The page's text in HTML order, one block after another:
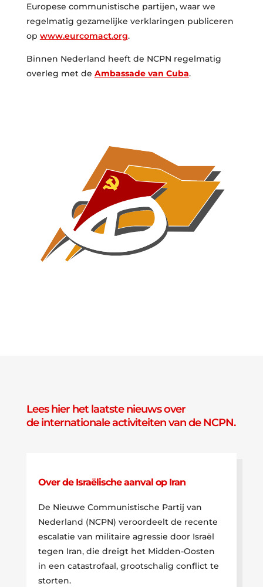
Europese communistische partijen, waar we
regelmatig gezamelijke verklaringen publiceren
op www.eurcomact.org.
Binnen Nederland heeft de NCPN regelmatig
overleg met de Ambassade van Cuba.
Lees hier het laatste nieuws over
de internationale activiteiten van de NCPN.
Over de Israëlische aanval op Iran
De Nieuwe Communistische Partij van
Nederland (NCPN) veroordeelt de recente
escalatie van militaire agressie door Israël
tegen Iran, die dreigt het Midden-Oosten
in een catastrofaal, grootschalig conflict te
storten.